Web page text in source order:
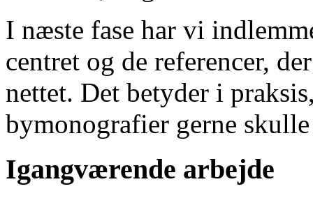
I næste fase har vi
centret og de referencer,
nettet. Det betyder i
bymonografier gerne
Igangværende arbejde